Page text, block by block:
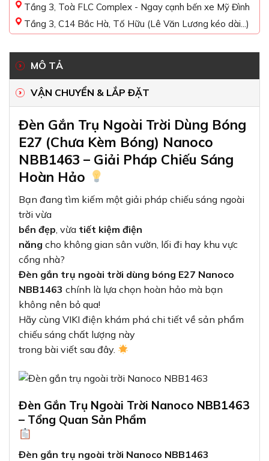
Tầng 3, Toà FLC Complex - Ngay cạnh bến xe Mỹ Đình
Tầng 3, C14 Bắc Hà, Tố Hữu (Lê Văn Lương kéo dài...)
MÔ TẢ
VẬN CHUYỂN & LẮP ĐẶT
Đèn Gắn Trụ Ngoài Trời Dùng Bóng
E27 (Chưa Kèm Bóng) Nanoco
NBB1463 – Giải Pháp Chiếu Sáng
Hoàn Hảo
Bạn đang tìm kiếm một giải pháp chiếu sáng ngoài
trời vừa
bền đẹp, vừa tiết kiệm điện
năng cho không gian sân vườn, lối đi hay khu vực
cổng nhà?
Đèn gắn trụ ngoài trời dùng bóng E27 Nanoco
NBB1463 chính là lựa chọn hoàn hảo mà bạn
không nên bỏ qua!
Hãy cùng VIKI điện khám phá chi tiết về sản phẩm
chiếu sáng chất lượng này
trong bài viết sau đây.
Đèn Gắn Trụ Ngoài Trời Nanoco NBB1463
– Tổng Quan Sản Phẩm
Đèn gắn trụ ngoài trời Nanoco NBB1463